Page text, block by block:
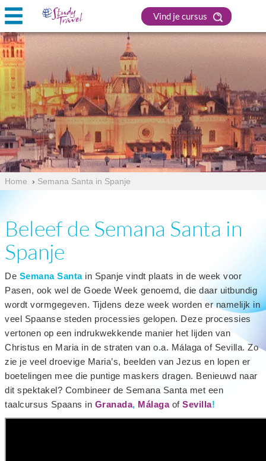
Vind je cursus
Home › Semana Santa in Spanje
Beleef de Semana Santa in
Spanje
De Semana Santain Spanje vindt plaats in de week voor
Pasen, ook wel de Goede Week genoemd, die daar uitbundig
wordt vormgegeven. Tijdens deze week worden er namelijk in
veel Spaanse steden processies gelopen. Deze processies
vertonen op een indrukwekkende manier het lijden van
Christus en Maria in de straten van o.a. Málaga of Sevilla. Zo
zie je veel droevige Maria’s, beelden van Jezus en lopen er
boetelingen mee die puntige maskers dragen. Benieuwd naar
dit spektakel? Combineer de Semana Santa met een
taalcursus Spaans in Granada, Málaga of Sevilla!